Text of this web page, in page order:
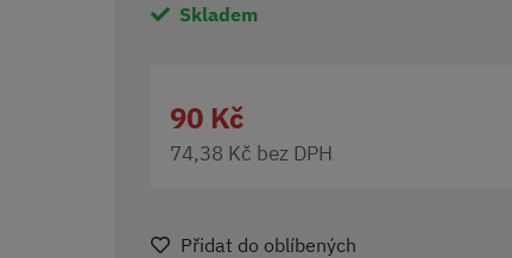
Skladem
90 Kč
74,38 Kč bez DPH
Přidat do oblíbených